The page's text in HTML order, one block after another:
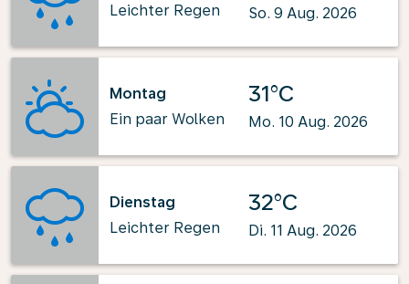
Leichter Regen
So. 9 Aug. 2026
Montag
Ein paar Wolken
31°C
Mo. 10 Aug. 2026
Dienstag
Leichter Regen
32°C
Di. 11 Aug. 2026